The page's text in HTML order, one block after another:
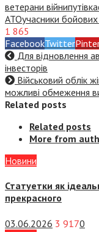
ветерани війнипутівка
АТОучасники бойових
1 865
FacebookTwitter
Для відновлення
інвесторів
Військовий облік
можливі обмеження
Related posts
Related posts
More from
Новини
Статуетки як
прекрасного
03.06.2026 3 9170